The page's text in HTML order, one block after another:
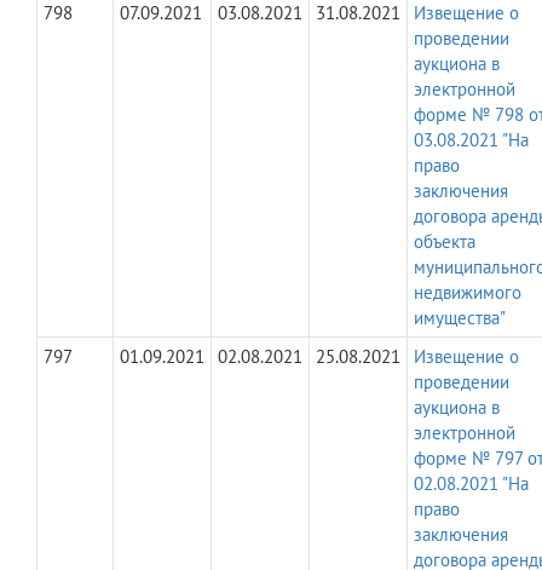
798
07.09.2021 03.08.2021 31.08.2021
Извещение о
проведении
аукциона в
электронной
форме № 798
03.08.2021 "На
право
заключения
договора
объекта
недвижимого
имущества"
797
01.09.2021 02.08.2021 25.08.2021
Извещение о
проведении
аукциона в
электронной
форме № 797
02.08.2021 "На
право
заключения
договора